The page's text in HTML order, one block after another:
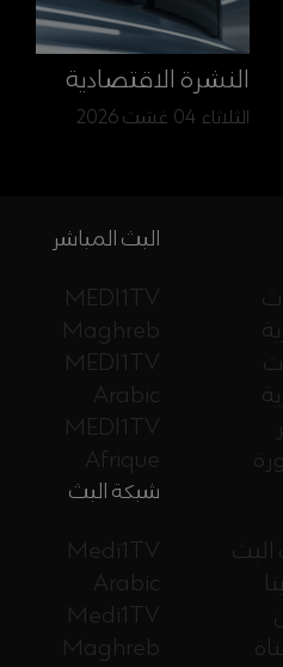
النشرة الاقتصادية
الثلاثاء 04 غشت 2026
البث المباشر
MEDI1TV
Maghreb
MEDI1TV
Arabic
MEDI1TV
Afrique
شبكة البث
Medi1TV
Arabic
Medi1TV
Maghreb
البث